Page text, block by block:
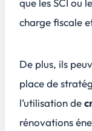
charge fiscale
De plus, ils
place de
l’utilisation de
rénovations